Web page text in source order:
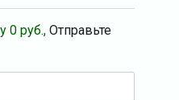
0 руб., Отправьте